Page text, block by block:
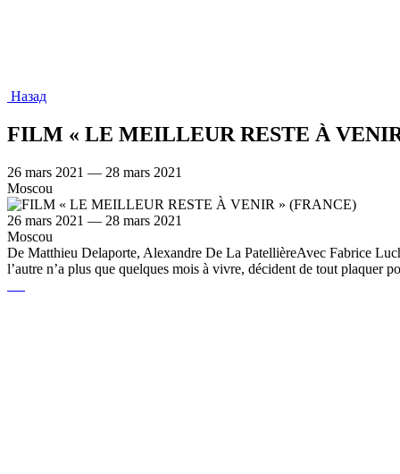
Назад
FILM « LE MEILLEUR RESTE À
26 mars 2021 — 28 mars 2021
Moscou
26 mars 2021 — 28 mars 2021
Moscou
De Matthieu Delaporte, Alexandre De La PatellièreAvec Fabrice
l’autre n’a plus que quelques mois à vivre, décident de tout plaquer